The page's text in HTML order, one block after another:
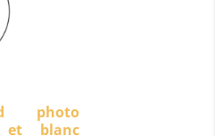
photo
et blanc